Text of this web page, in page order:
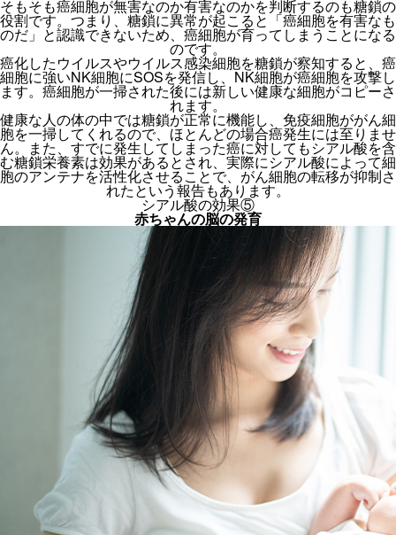
そもそも癌細胞が無害なのか有害なのかを判断するのも糖鎖の
役割です。つまり、糖鎖に異常が起こると「癌細胞を有害なも
のだ」と認識できないため、癌細胞が育ってしまうことになる
のです。
癌化したウイルスやウイルス感染細胞を糖鎖が察知すると、癌
細胞に強いNK細胞にSOSを発信し、NK細胞が癌細胞を攻撃し
ます。癌細胞が一掃された後には新しい健康な細胞がコピーさ
れます。
健康な人の体の中では糖鎖が正常に機能し、免疫細胞ががん細
胞を一掃してくれるので、ほとんどの場合癌発生には至りませ
ん。また、すでに発生してしまった癌に対してもシアル酸を含
む糖鎖栄養素は効果があるとされ、実際にシアル酸によって細
胞のアンテナを活性化させることで、がん細胞の転移が抑制さ
れたという報告もあります。
シアル酸の効果⑤
赤ちゃんの脳の発育